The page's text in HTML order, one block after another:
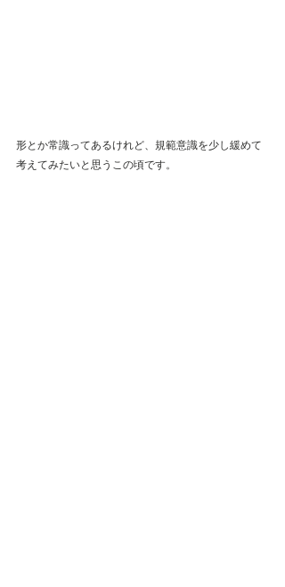
形とか常識ってあるけれど、規範意識を少し緩めて
考えてみたいと思うこの頃です。